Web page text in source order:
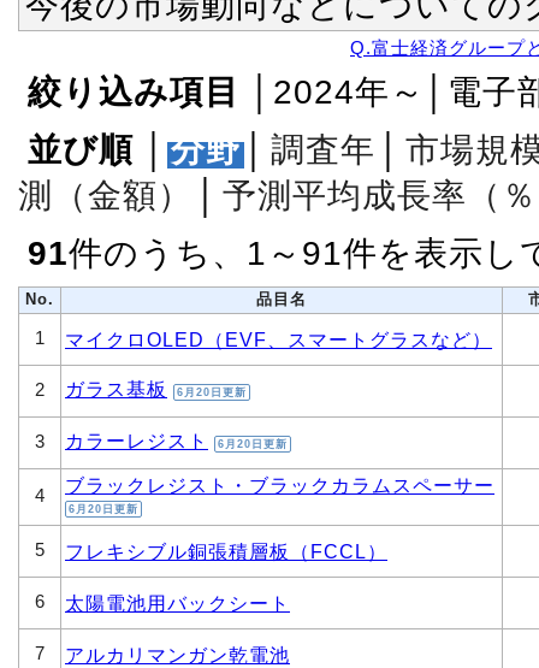
Q.富士経済グループ
絞り込み項目
│2024年～│電子
並び順
分野 調査年
市場規
測（金額）
予測平均成長率（
91件のうち、1～91件を表示し
No. 品目名
1 マイクロOLED（EVF、スマートグラスなど）
2 ガラス基板 6月20日更新
3 カラーレジスト 6月20日更新
4 ブラックレジスト・ブラックカラムスペーサー
6月20日更新
5 フレキシブル銅張積層板（FCCL）
6 太陽電池用バックシート
7 アルカリマンガン乾電池